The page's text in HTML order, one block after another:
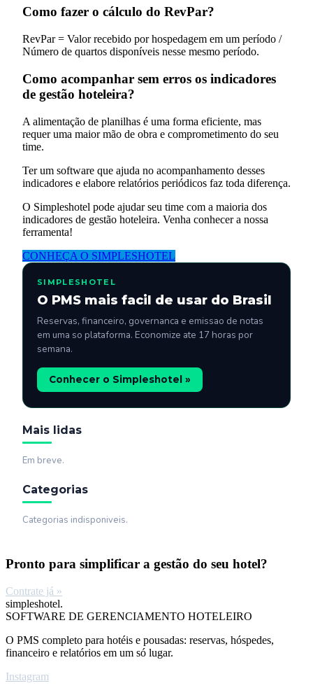
Como fazer o cálculo do RevPar?
RevPar = Valor recebido por hospedagem em um período /
Número de quartos disponíveis nesse mesmo período.
Como acompanhar sem erros os indicadores
de gestão hoteleira?
A alimentação de planilhas é uma forma eficiente, mas
requer uma maior mão de obra e comprometimento do seu
time.
Ter um software que ajuda no acompanhamento desses
indicadores e elabore relatórios periódicos faz toda diferença.
O Simpleshotel pode ajudar seu time com a maioria dos
indicadores de gestão hoteleira. Venha conhecer a nossa
ferramenta!
CONHEÇA O SIMPLESHOTEL
SIMPLESHOTEL
O PMS mais facil de usar do Brasil
Reservas, financeiro, governanca e emissao de notas
em uma so plataforma. Economize ate 17 horas por
semana.
Conhecer o Simpleshotel »
Mais lidas
Em breve.
Categorias
Categorias indisponiveis.
Pronto para simplificar a gestão do seu hotel?
Contrate já »
simpleshotel.
SOFTWARE DE GERENCIAMENTO HOTELEIRO
O PMS completo para hotéis e pousadas: reservas, hóspedes,
financeiro e relatórios em um só lugar.
Instagram